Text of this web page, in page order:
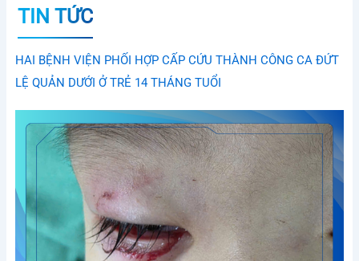
TIN TỨC
HAI BỆNH VIỆN PHỐI HỢP CẤP CỨU THÀNH CÔNG CA ĐỨT
LỆ QUẢN DƯỚI Ở TRẺ 14 THÁNG TUỔI